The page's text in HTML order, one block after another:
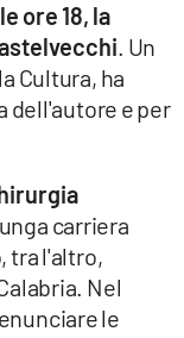
ore 18, la
. Un
Cultura, ha
dell'autore e per
carriera
tra l'altro,
Nel
le